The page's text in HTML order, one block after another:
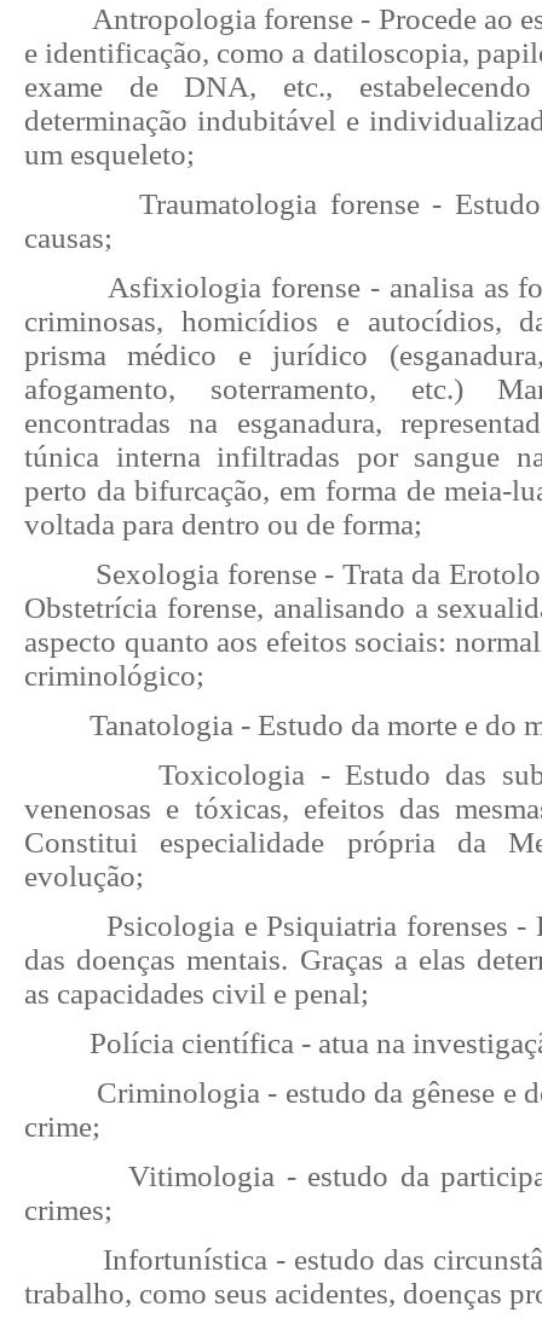
Antropologia forense - Procede ao
e identificação, como a datiloscopia,
exame de DNA, etc.,
determinação indubitável e
um esqueleto;
Traumatologia forense -
causas;
Asfixiologia forense - analisa as
criminosas, homicídios e autocídios,
prisma médico e jurídico
afogamento, soterramento, etc.)
encontradas na esganadura,
túnica interna infiltradas por sangue
perto da bifurcação, em forma de meia-
voltada para dentro ou de forma;
Sexologia forense - Trata da
Obstetrícia forense, analisando a
aspecto quanto aos efeitos sociais:
criminológico;
Tanatologia - Estudo da morte e do
Toxicologia - Estudo das
venenosas e tóxicas, efeitos das
Constitui especialidade própria da
evolução;
Psicologia e Psiquiatria forenses -
das doenças mentais. Graças a elas
as capacidades civil e penal;
Polícia científica - atua na
Criminologia - estudo da gênese e
crime;
Vitimologia - estudo da
crimes;
Infortunística - estudo das
trabalho, como seus acidentes, doenças